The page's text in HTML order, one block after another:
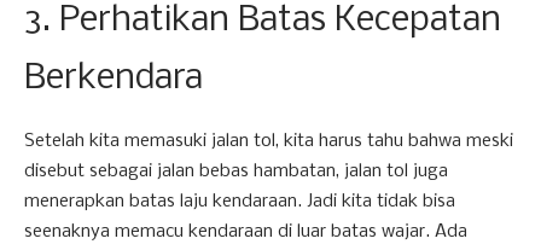
3. Perhatikan Batas Kecepatan
Berkendara
Setelah kita memasuki jalan tol, kita harus tahu bahwa meski
disebut sebagai jalan bebas hambatan, jalan tol juga
menerapkan batas laju kendaraan. Jadi kita tidak bisa
seenaknya memacu kendaraan di luar batas wajar. Ada